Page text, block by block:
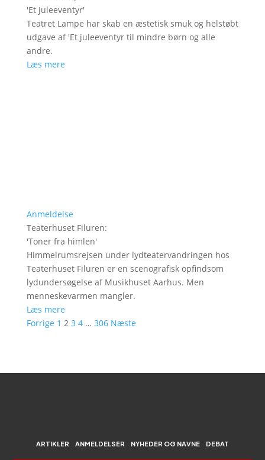
'Et Juleeventyr'
Teatret Lampe har skab en æstetisk smuk og helstøbt
udgave af 'Et juleeventyr til mindre børn og alle
andre.
Læs mere
Anmeldelse
Teaterhuset Filuren:
'Toner fra himlen'
Himmelrumsrejsen under lydteatervandringen hos
Teaterhuset Filuren er en scenografisk opfindsom
lydundersøgelse af Musikhuset Aarhus. Men
menneskevarmen mangler.
Læs mere
Forrige 1 2 3 4 … 306 Næste
ARTIKLER ANMELDELSER NYHEDER OG NAVNE DEBAT